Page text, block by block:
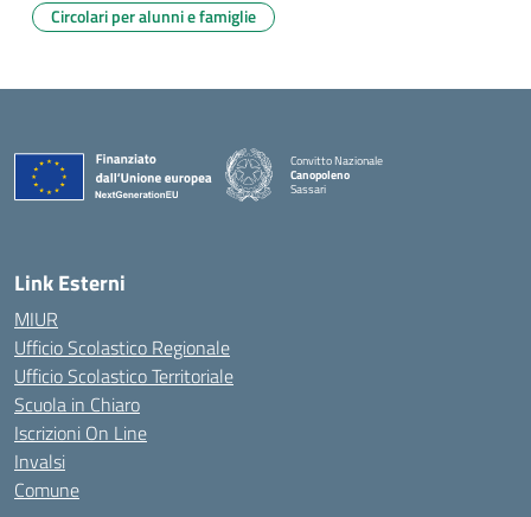
Circolari per alunni e famiglie
Convitto Nazionale
Canopoleno
Sassari
Link Esterni
MIUR
Ufficio Scolastico Regionale
Ufficio Scolastico Territoriale
Scuola in Chiaro
Iscrizioni On Line
Invalsi
Comune